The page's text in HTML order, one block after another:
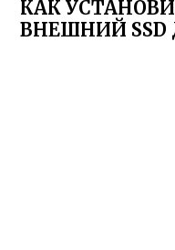
КАК
ВНЕШНИЙ SSD